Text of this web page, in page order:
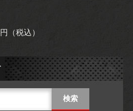
円（税込）